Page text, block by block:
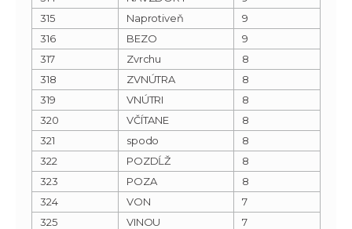
315
Naprotiveň
9
316
BEZO
9
317
Zvrchu
8
318
ZVNÚTRA
8
319
VNÚTRI
8
320
VČÍTANE
8
321
spodo
8
322
POZDĹŽ
8
323
POZA
8
324
VON
7
325
VINOU
7